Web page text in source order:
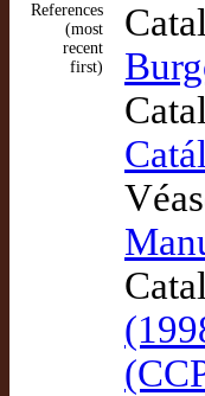
References
(most
recent
first)